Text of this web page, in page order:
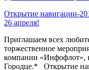
Открытие навигации-
26 апреля!
Приглашаем всех
торжественное
компании «Инфофлот»,
Городце.* Открытие